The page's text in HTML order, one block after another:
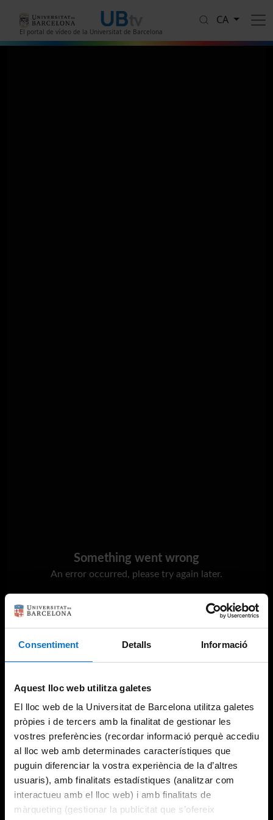
Consentiment Detalls Informació
Aquest lloc web utilitza galetes
El lloc web de la Universitat de Barcelona utilitza galetes
pròpies i de tercers amb la finalitat de gestionar les
vostres preferències (recordar informació perquè accediu
al lloc web amb determinades característiques que
puguin diferenciar la vostra experiència de la d’altres
usuaris), amb finalitats estadístiques (analitzar com
interactueu amb el lloc web) i amb finalitats de
màrqueting (gestionar la publicitat que s’ofereix
El portal de vídeo de la Universitat de Barcelona
CA
Something went wrong
An error occurred, please try again later.
Try again